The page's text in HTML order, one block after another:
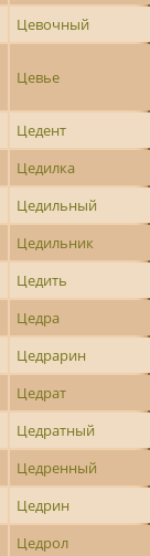
Цевочный
Цевье
Цедент
Цедилка
Цедильный
Цедильник
Цедить
Цедра
Цедрарин
Цедрат
Цедратный
Цедренный
Цедрин
Цедрол